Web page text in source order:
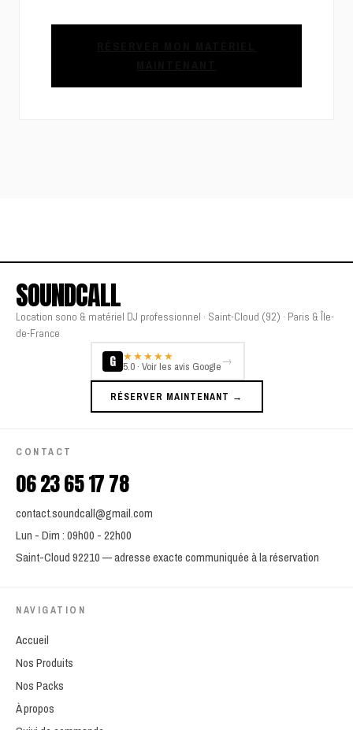
SOUNDCALL
Location sono & matériel DJ professionnel · Saint-Cloud (92) · Paris & Île-
de-France
G ★★★★★
5.0 · Voir les avis Google→
RÉSERVER MAINTENANT →
CONTACT
06 23 65 17 78
contact.soundcall@gmail.com
Lun - Dim : 09h00 - 22h00
Saint-Cloud 92210 — adresse exacte communiquée à la réservation
NAVIGATION
Accueil
Nos Produits
Nos Packs
À propos